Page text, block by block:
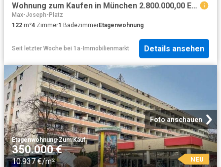
Wohnung zum Kaufen in München 2.800.000,00 EUR 122 m²
Max-Joseph-Platz
122 m²4 Zimmer1 BadezimmerEtagenwohnung
Seit letzter Woche bei 1a-Immobilienmarkt Details ansehen
Foto anschauen
Etagenwohnung·Zum Kauf
350.000 €
10.937 €/m² NEU